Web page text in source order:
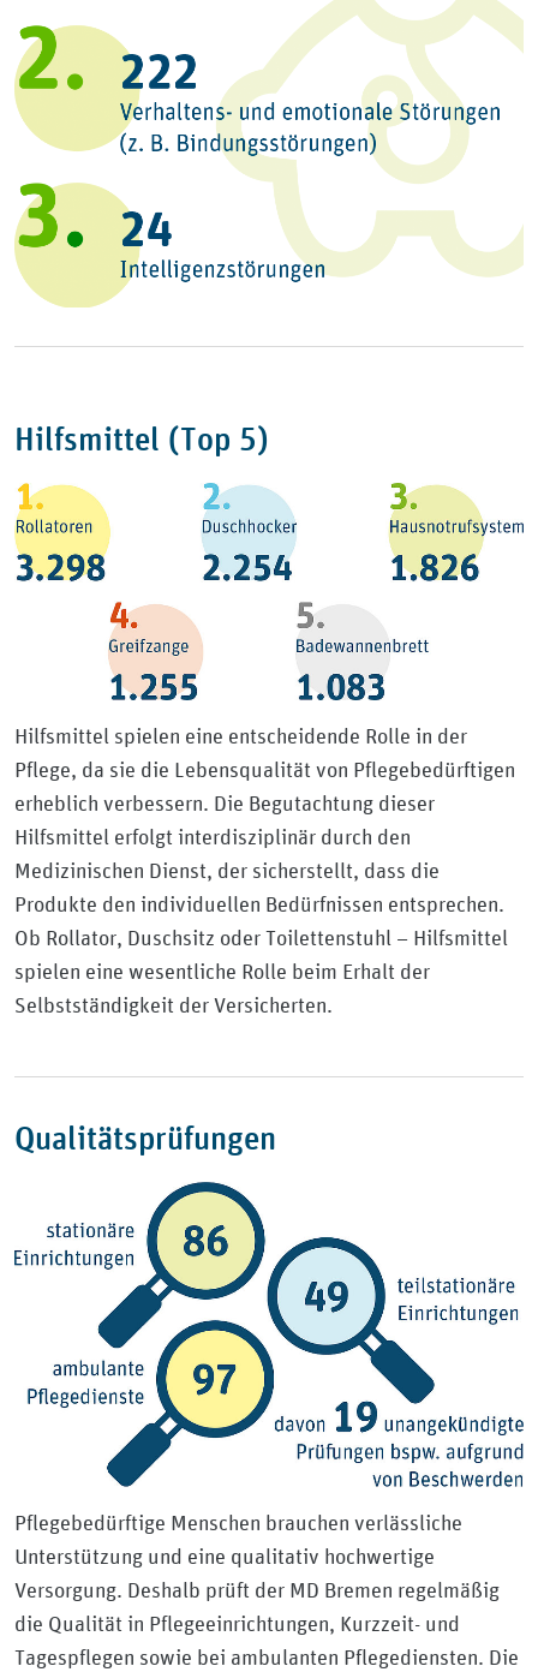
Hilfsmittel (Top 5)
Hilfsmittel spielen eine entscheidende Rolle in der
Pflege, da sie die Lebensqualität von Pflegebedürftigen
erheblich verbessern. Die Begutachtung dieser
Hilfsmittel erfolgt interdisziplinär durch den
Medizinischen Dienst, der sicherstellt, dass die
Produkte den individuellen Bedürfnissen entsprechen.
Ob Rollator, Duschsitz oder Toilettenstuhl – Hilfsmittel
spielen eine wesentliche Rolle beim Erhalt der
Selbstständigkeit der Versicherten.
Qualitätsprüfungen
Pflegebedürftige Menschen brauchen verlässliche
Unterstützung und eine qualitativ hochwertige
Versorgung. Deshalb prüft der MD Bremen regelmäßig
die Qualität in Pflegeeinrichtungen, Kurzzeit- und
Tagespflegen sowie bei ambulanten Pflegediensten. Die